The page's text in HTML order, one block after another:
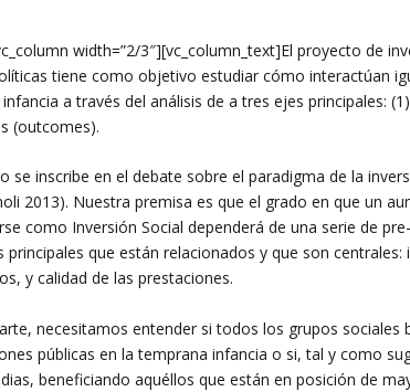
width=”2/3″][vc_column_text]El proyecto de
tiene como objetivo estudiar cómo interactúan
a través del análisis de a tres ejes principales:
(outcomes).
se inscribe en el debate sobre el paradigma de la
2013). Nuestra premisa es que el grado en que un
como Inversión Social dependerá de una serie de
principales que están relacionados y que son
y calidad de las prestaciones.
necesitamos entender si todos los grupos sociales
públicas en la temprana infancia o si, tal y como
beneficiando aquéllos que están en posición de